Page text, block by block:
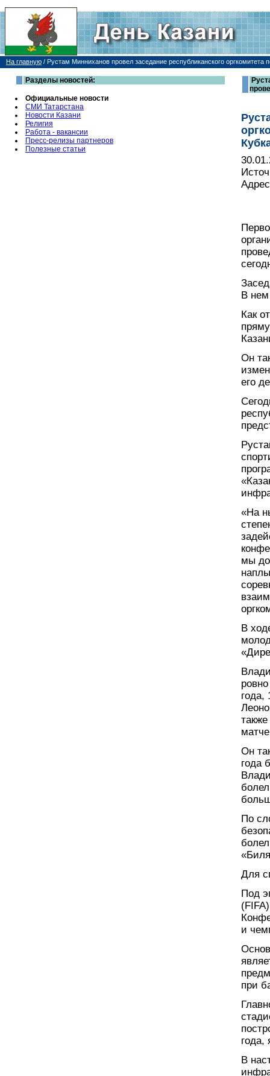
На главную / Рустам Минниханов провел заседание республиканского
Разделы новостей:
Официальные новости
СМИ Татарстана
Новости Казани
Религия
Работа - вакансии
Пресс-релизы партнеров
Полезные статьи
В
Как
Он
его
«На
мы
В
года,
Он
года
По
Для
Под
и
при
года,
В